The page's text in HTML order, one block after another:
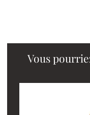
Vous